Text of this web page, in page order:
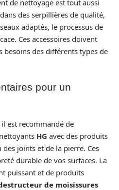
de nettoyage est tout aussi
des serpillières de qualité,
adaptés, le processus de
Ces accessoires doivent
besoins des différents types de
pour un
est recommandé de
HG avec des produits
joints et de la pierre. Ces
durable de vos surfaces. La
puissant et de produits
de moisissures